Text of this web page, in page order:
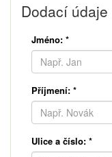
Dodací údaje
Jméno: *
Příjmení: *
Ulice a číslo: *